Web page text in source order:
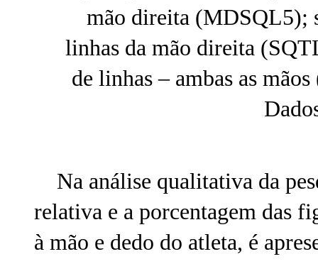
mão direita (MDSQL5);
linhas da mão direita
de linhas – ambas as
Na análise qualitativa da
relativa e a porcentagem das
à mão e dedo do atleta, é